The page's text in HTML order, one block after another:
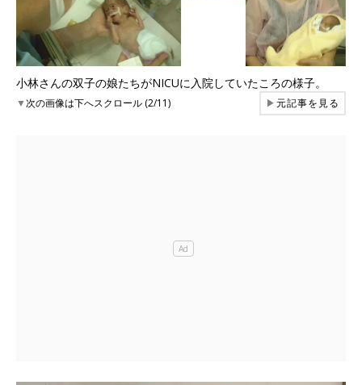
小林さんの双子の娘たちがNICUに入院していたころの様子。
▼次の画像は下へスクロール (2/11) ▶元記事を見る